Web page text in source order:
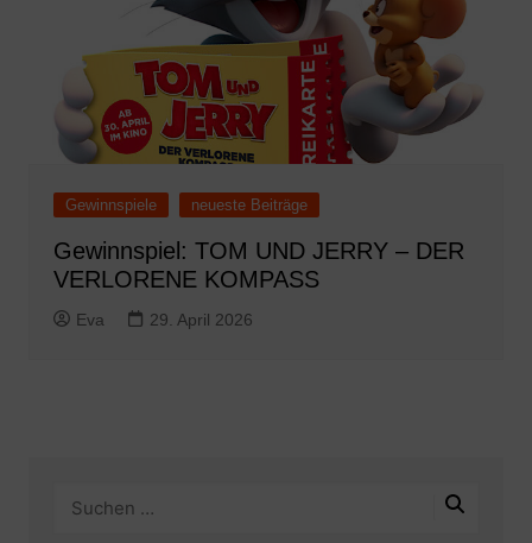
Gewinnspiele neueste Beiträge
Gewinnspiel: TOM UND JERRY – DER
VERLORENE KOMPASS
Eva 29. April 2026